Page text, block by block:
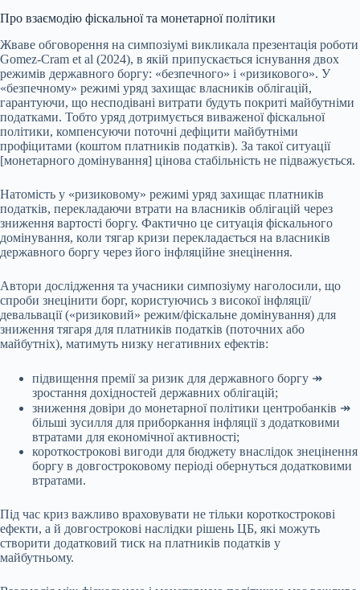
Про взаємодію фіскальної та монетарної політики
Жваве обговорення на симпозіумі викликала презентація роботи
Gomez-Cram et al (2024), в якій припускається існування двох
режимів державного боргу: «безпечного» і «ризикового». У
«безпечному» режимі уряд захищає власників облігацій,
гарантуючи, що несподівані витрати будуть покриті майбутніми
податками. Тобто уряд дотримується виваженої фіскальної
політики, компенсуючи поточні дефіцити майбутніми
профіцитами (коштом платників податків). За такої ситуації
[монетарного домінування] цінова стабільність не підважується.
Натомість у «ризиковому» режимі уряд захищає платників
податків, перекладаючи втрати на власників облігацій через
зниження вартості боргу. Фактично це ситуація фіскального
домінування, коли тягар кризи перекладається на власників
державного боргу через його інфляційне знецінення.
Автори дослідження та учасники симпозіуму наголосили, що
спроби знецінити борг, користуючись з високої інфляції/
девальвації («ризиковий» режим/фіскальне домінування) для
зниження тягаря для платників податків (поточних або
майбутніх), матимуть низку негативних ефектів:
підвищення премії за ризик для державного боргу ↠
зростання дохідностей державних облігацій;
зниження довіри до монетарної політики центробанків ↠
більші зусилля для приборкання інфляції з додатковими
втратами для економічної активності;
короткострокові вигоди для бюджету внаслідок знецінення
боргу в довгостроковому періоді обернуться додатковими
втратами.
Під час криз важливо враховувати не тільки короткострокові
ефекти, а й довгострокові наслідки рішень ЦБ, які можуть
створити додатковий тиск на платників податків у
майбутньому.